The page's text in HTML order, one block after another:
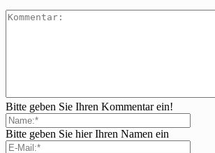
Bitte geben Sie Ihren Kommentar ein!
Bitte geben Sie hier Ihren Namen ein